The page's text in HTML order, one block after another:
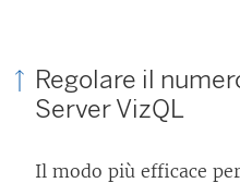
Regolare il
Server VizQL
Il modo più efficace